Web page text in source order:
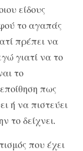
είδους
το αγαπάς
πρέπει να
γιατί να το
το
πως
ή να πιστεύει
το δείχνει.
που έχει